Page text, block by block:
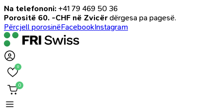
Na telefononi: +41 79 469 50 36
Porositë 60. -CHF në Zvicër dërgesa pa pagesë.
Përcjell porosinëFacebookInstagram
0
0